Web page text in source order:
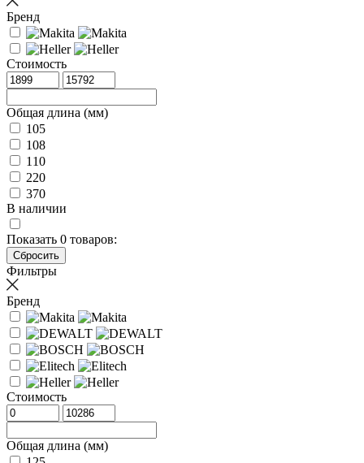
Бренд
Стоимость
Общая длина (мм)
105
108
110
220
370
В наличии
Показать 0 товаров:
Фильтры
Бренд
Стоимость
Общая длина (мм)